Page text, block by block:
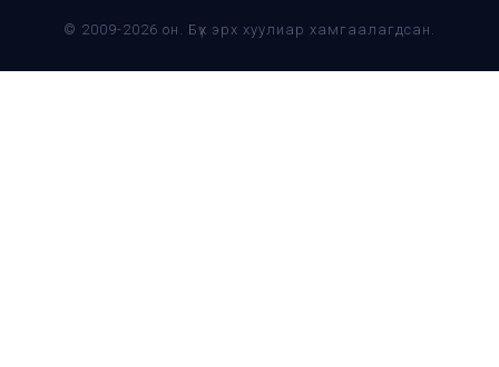
© 2009-2026 он. Бүх эрх хуулиар хамгаалагдсан.